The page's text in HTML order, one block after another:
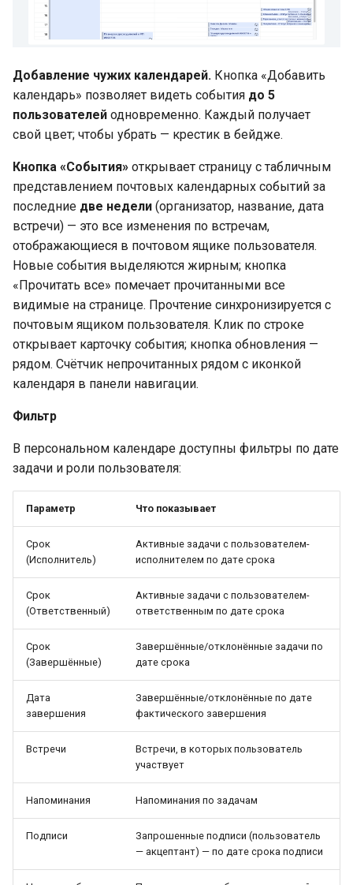
Добавление чужих календарей. Кнопка «Добавить
календарь» позволяет видеть события до 5
пользователей одновременно. Каждый получает
свой цвет; чтобы убрать — крестик в бейдже.
Кнопка «События» открывает страницу с табличным
представлением почтовых календарных событий за
последние две недели (организатор, название, дата
встречи) — это все изменения по встречам,
отображающиеся в почтовом ящике пользователя.
Новые события выделяются жирным; кнопка
«Прочитать все» помечает прочитанными все
видимые на странице. Прочтение синхронизируется с
почтовым ящиком пользователя. Клик по строке
открывает карточку события; кнопка обновления —
рядом. Счётчик непрочитанных рядом с иконкой
календаря в панели навигации.
Фильтр
В персональном календаре доступны фильтры по дате
задачи и роли пользователя:
Параметр Что показывает
Срок
(Исполнитель)
Активные задачи с пользователем-
исполнителем по дате срока
Срок
(Ответственный)
Активные задачи с пользователем-
ответственным по дате срока
Срок
(Завершённые)
Завершённые/отклонённые задачи по
дате срока
Дата
завершения
Завершённые/отклонённые по дате
фактического завершения
Встречи
Встречи, в которых пользователь
участвует
Напоминания Напоминания по задачам
Подписи
Запрошенные подписи (пользователь
— акцептант) — по дате срока подписи